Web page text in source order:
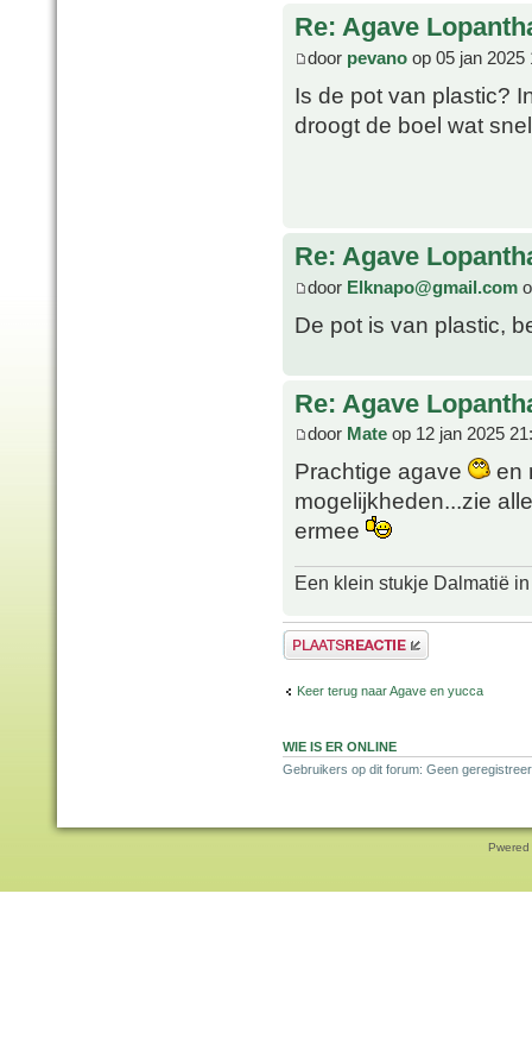
Re: Agave
door pevano op 05 jan 2025
Is de pot van plastic?
droogt de boel wat
Re: Agave
door Elknapo@gmail.com
De pot is van plastic,
Re: Agave
door Mate op 12 jan 2025
Prachtige agave
en
mogelijkheden...zie
ermee
Een klein stukje Dalmatië
Plaats een reactie
Keer terug naar Agave en yucca
WIE IS ER ONLINE
Gebruikers op dit forum: Geen